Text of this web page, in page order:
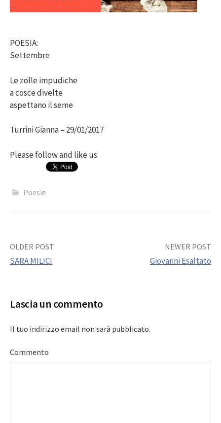
POESIA:
Settembre
Le zolle impudiche
a cosce divelte
aspettano il seme
Turrini Gianna – 29/01/2017
Please follow and like us:
Poesie
Post
OLDER POST
SARA MILICI
NEWER POST
Giovanni Esaltato
Lascia un commento
Il tuo indirizzo email non sarà pubblicato.
Commento